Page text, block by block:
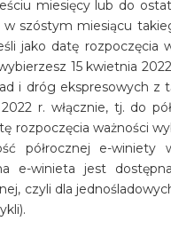
miesięcy lub do
w szóstym miesiącu
jako datę rozpoczęcia
15 kwietnia
i dróg ekspresowych z
r. włącznie, tj. do
rozpoczęcia ważności
półrocznej e-winiety
e-winieta jest
czyli dla